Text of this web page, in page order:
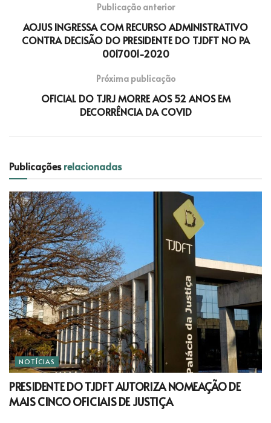
Publicação anterior
AOJUS INGRESSA COM RECURSO ADMINISTRATIVO
CONTRA DECISÃO DO PRESIDENTE DO TJDFT NO PA
0017001-2020
Próxima publicação
OFICIAL DO TJRJ MORRE AOS 52 ANOS EM
DECORRÊNCIA DA COVID
Publicaçõesrelacionadas
NOTÍCIAS
PRESIDENTE DO TJDFT AUTORIZA NOMEAÇÃO DE
MAIS CINCO OFICIAIS DE JUSTIÇA